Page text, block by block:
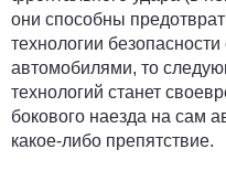
они способны
технологии
автомобилями, то
технологий станет
бокового наезда на сам
какое-либо препятствие.